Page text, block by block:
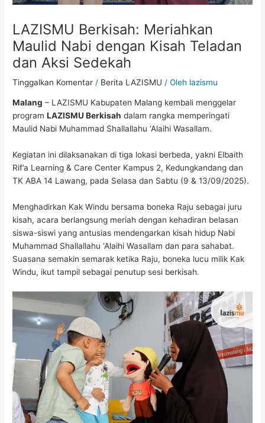
LAZISMU Berkisah: Meriahkan
Maulid Nabi dengan Kisah Teladan
dan Aksi Sedekah
Tinggalkan Komentar / Berita LAZISMU / Oleh lazismu
Malang – LAZISMU Kabupaten Malang kembali menggelar
programLAZISMU Berkisah dalam rangka memperingati
Maulid Nabi Muhammad Shallallahu ‘Alaihi Wasallam.
Kegiatan ini dilaksanakan di tiga lokasi berbeda, yakni Elbaith
Rif’a Learning & Care Center Kampus 2, Kedungkandang dan
TK ABA 14 Lawang, pada Selasa dan Sabtu (9 & 13/09/2025).
Menghadirkan Kak Windu bersama boneka Raju sebagai juru
kisah, acara berlangsung meriah dengan kehadiran belasan
siswa-siswi yang antusias mendengarkan kisah hidup Nabi
Muhammad Shallallahu ‘Alaihi Wasallam dan para sahabat.
Suasana semakin semarak ketika Raju, boneka lucu milik Kak
Windu, ikut tampil sebagai penutup sesi berkisah.